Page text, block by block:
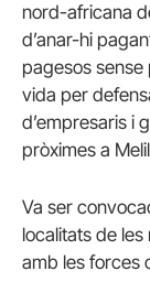
nord-africana
d’anar-hi
pagesos sense
vida per
d’empresaris i
pròximes a
Va ser
localitats de
amb les forces